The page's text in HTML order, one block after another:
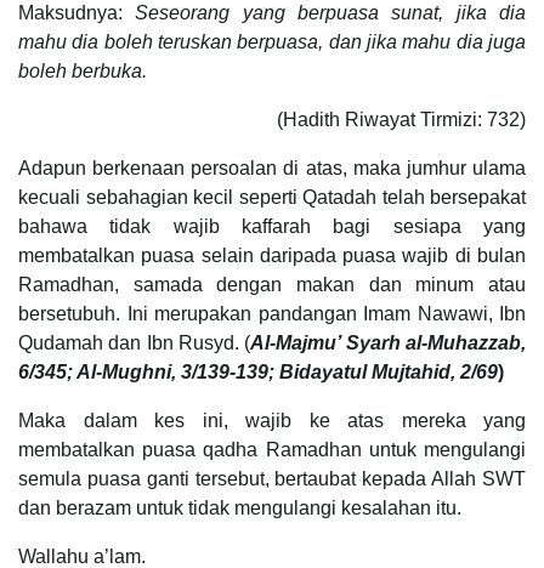
Maksudnya:Seseorang yang berpuasa sunat, jika dia
mahu dia boleh teruskan berpuasa, dan jika mahu dia juga
boleh berbuka.
(Hadith Riwayat Tirmizi: 732)
Adapun berkenaan persoalan di atas, maka jumhur ulama
kecuali sebahagian kecil seperti Qatadah telah bersepakat
bahawa tidak wajib kaffarah bagi sesiapa yang
membatalkan puasa selain daripada puasa wajib di bulan
Ramadhan, samada dengan makan dan minum atau
bersetubuh. Ini merupakan pandangan Imam Nawawi, Ibn
Qudamah dan Ibn Rusyd. (Al-Majmu’ Syarh al-Muhazzab,
6/345; Al-Mughni, 3/139-139; Bidayatul Mujtahid, 2/69)
Maka dalam kes ini, wajib ke atas mereka yang
membatalkan puasa qadha Ramadhan untuk mengulangi
semula puasa ganti tersebut, bertaubat kepada Allah SWT
dan berazam untuk tidak mengulangi kesalahan itu.
Wallahu a’lam.